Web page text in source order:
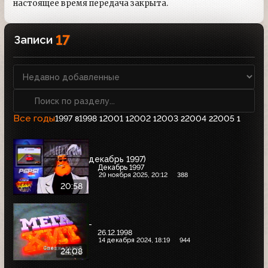
настоящее время передача закрыта.
Записи 17
Все годы1997 81998 12001 12002 12003 22004 22005 1
20:58
декабрь 1997)
Декабрь 1997
29 ноября 2025, 20:12 388
24:08
-
26.12.1998
14 декабря 2024, 18:19 944